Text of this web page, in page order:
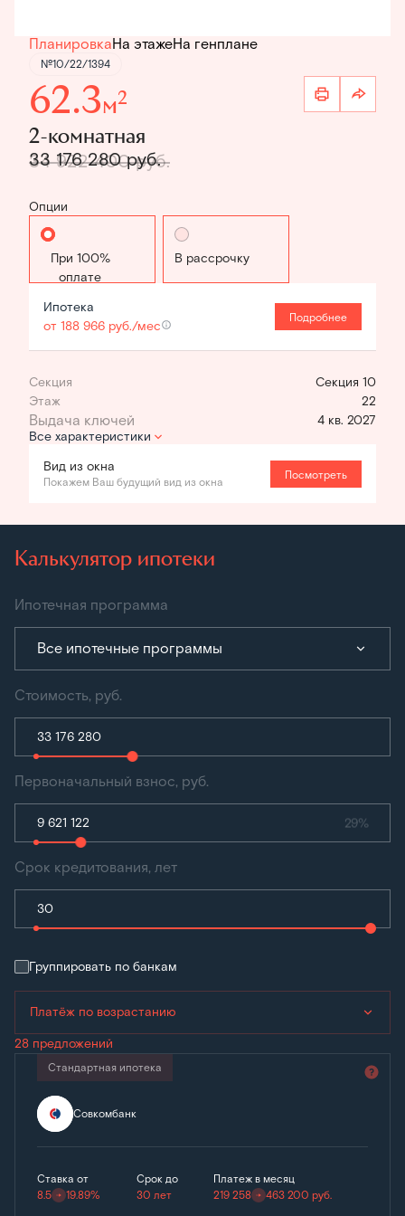
ПланировкаНа этажеНа генплане
№10/22/1394
62.3м2
2-комнатная
34 922 400 руб.
33 176 280 руб.
Опции
Стандартная В рассрочку
Ипотека
от 188 966 руб./мес
Подробнее
Секция
Секция 10
Этаж
22
4 кв. 2027
Все характеристики
Вид из окна
Покажем Ваш будущий вид из окна
Посмотреть
Калькулятор ипотеки
Ипотечная программа
Все ипотечные программы
Стоимость, руб.
Первоначальный взнос, руб.
29%
Срок кредитования, лет
Группировать по банкам
Платёж по возрастанию
28 предложений
Стандартная ипотека
Совкомбанк
Ставка от
8.5
19.89%
Срок до
30 лет
Платеж в месяц
219 258
463 200руб.